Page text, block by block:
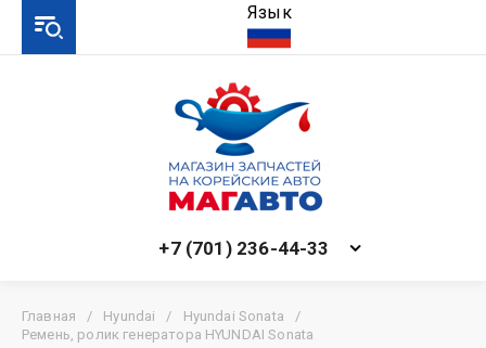
+7 (701) 236-44-33
Главная / Hyundai / Hyundai Sonata
/
Ремень, ролик генератора HYUNDAI Sonata
Язык